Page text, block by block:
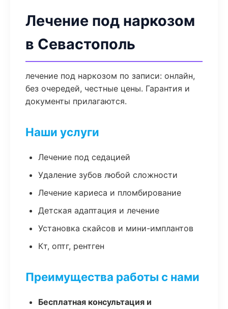
Лечение под наркозом
в Севастополь
лечение под наркозом по записи: онлайн,
без очередей, честные цены. Гарантия и
документы прилагаются.
Наши услуги
Лечение под седацией
Удаление зубов любой сложности
Лечение кариеса и пломбирование
Детская адаптация и лечение
Установка скайсов и мини-имплантов
Кт, оптг, рентген
Преимущества работы с нами
Бесплатная консультация и